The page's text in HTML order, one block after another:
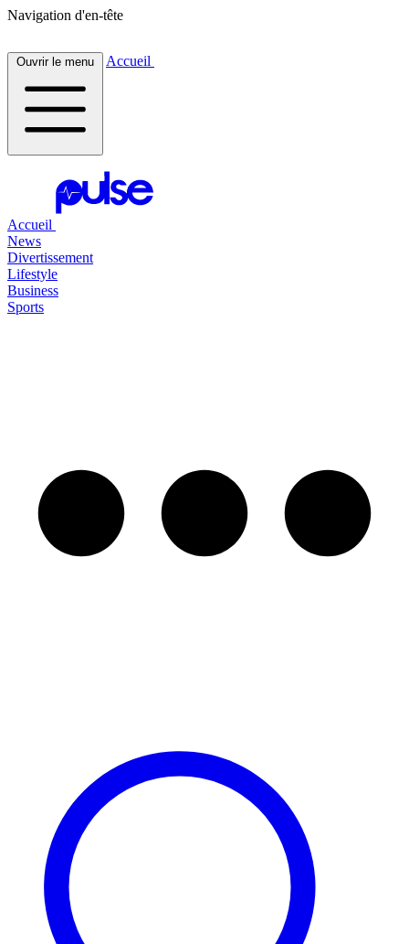
Navigation d'en-tête
Ouvrir le menu Accueil
Accueil
News
Divertissement
Lifestyle
Business
Sports